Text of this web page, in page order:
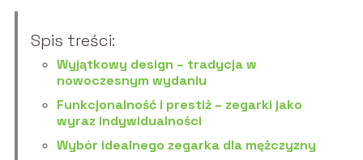
Spis treści:
Wyjątkowy design – tradycja w
nowoczesnym wydaniu
Funkcjonalność i prestiż – zegarki jako
wyraz indywidualności
Wybór idealnego zegarka dla mężczyzny